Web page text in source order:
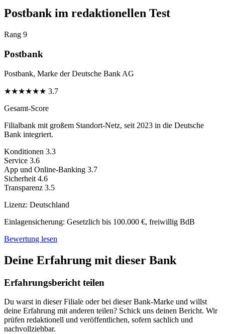
Postbank im redaktionellen Test
Rang 9
Postbank
Postbank, Marke der Deutsche Bank AG
★★★★★★ 3.7
Gesamt-Score
Filialbank mit großem Standort-Netz, seit 2023 in die Deutsche
Bank integriert.
Konditionen 3.3
Service 3.6
App und Online-Banking 3.7
Sicherheit 4.6
Transparenz 3.5
Lizenz: Deutschland
Einlagensicherung: Gesetzlich bis 100.000 €, freiwillig BdB
Bewertung lesen
Deine Erfahrung mit dieser Bank
Erfahrungsbericht teilen
Du warst in dieser Filiale oder bei dieser Bank-Marke und willst
deine Erfahrung mit anderen teilen? Schick uns deinen Bericht. Wir
prüfen redaktionell und veröffentlichen, sofern sachlich und
nachvollziehbar.